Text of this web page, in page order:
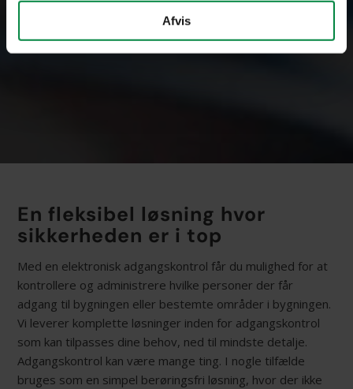
Afvis
En fleksibel løsning hvor
sikkerheden er i top
Med en elektronisk adgangskontrol får du mulighed for at
kontrollere og administrere hvilke personer der får
adgang til bygningen eller bestemte områder i bygningen.
Vi leverer komplette løsninger inden for adgangskontrol
som kan tilpasses dine behov, ned til mindste detalje.
Adgangskontrol kan være mange ting. I nogle tilfælde
bruges som en simpel berøringsfri løsning, hvor der ikke